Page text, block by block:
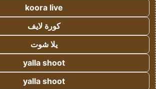
koora live
كورة لايف
يلا شوت
yalla shoot
yalla shoot